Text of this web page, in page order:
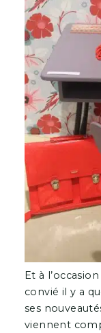
Et à
convié il y a
ses
viennent